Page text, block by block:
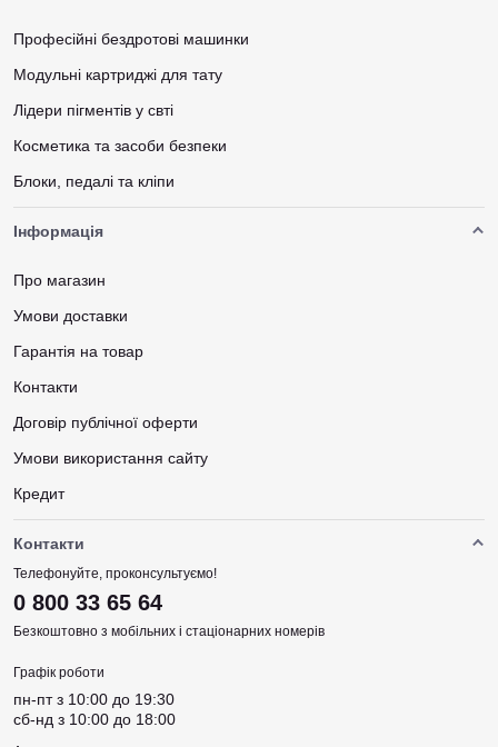
Професійні бездротові машинки
Модульні картриджі для тату
Лідери пігментів у свті
Косметика та засоби безпеки
Блоки, педалі та кліпи
Інформація
Про магазин
Умови доставки
Гарантія на товар
Контакти
Договір публічної оферти
Умови використання сайту
Кредит
Контакти
Телефонуйте, проконсультуємо!
0 800 33 65 64
Безкоштовно з мобільних і стаціонарних номерів
Графік роботи
пн-пт з 10:00 до 19:30
сб-нд з 10:00 до 18:00